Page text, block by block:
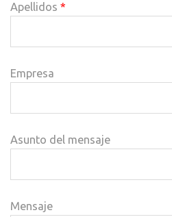
Apellidos *
Empresa
Asunto del mensaje
Mensaje